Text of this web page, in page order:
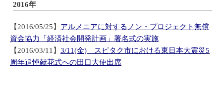
2016年
【2016/05/25】 アルメニアに対するノン・プロジェクト無償
資金協力「経済社会開発計画」署名式の実施
【2016/03/11】 3/11(金) スピタク市における東日本大震災5
周年追悼献花式への田口大使出席